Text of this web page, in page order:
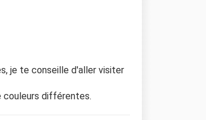
je te conseille d'aller visiter
couleurs différentes.